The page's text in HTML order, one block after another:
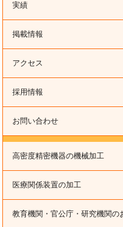
実績
掲載情報
アクセス
採用情報
お問い合わせ
高密度精密機器の機械加工
医療関係装置の加工
教育機関・官公庁・研究機関の